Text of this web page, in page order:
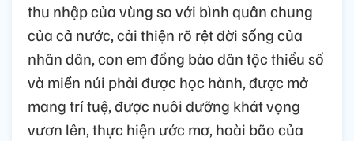
thu nhập của vùng so với bình quân chung
của cả nước, cải thiện rõ rệt đời sống của
nhân dân, con em đồng bào dân tộc thiểu số
và miền núi phải được học hành, được mở
mang trí tuệ, được nuôi dưỡng khát vọng
vươn lên, thực hiện ước mơ, hoài bão của